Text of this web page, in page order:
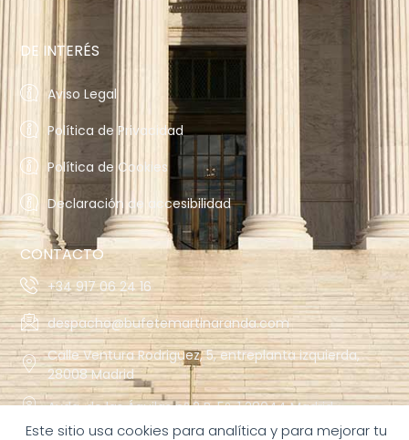
Este sitio usa cookies para analítica y para mejorar tu
DE INTERÉS
Aviso Legal
Política de Privacidad
Política de Cookies
Declaración de accesibilidad
CONTACTO
+34 917 06 24 16
despacho@bufetemartinaranda.com
Calle Ventura Rodriguez, 5, entreplanta izquierda,
28008 Madrid
Avda. de las Águilas nº 2 B, 5º-1 28044 Madrid